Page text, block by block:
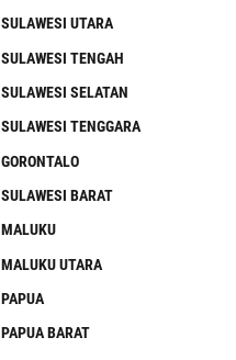
SULAWESI UTARA
SULAWESI TENGAH
SULAWESI SELATAN
SULAWESI TENGGARA
GORONTALO
SULAWESI BARAT
MALUKU
MALUKU UTARA
PAPUA
PAPUA BARAT